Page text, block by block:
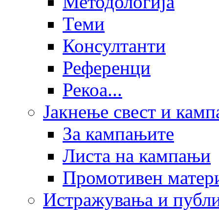
Теми
Консултанти
Референци
Рекоа...
Јакнење свест и
За кампањите
Листа на кампањи
Промотивен
Истражувања и